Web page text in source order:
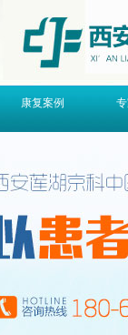
康复案例